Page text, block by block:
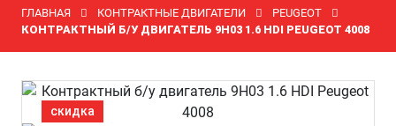
ГЛАВНАЯ КОНТРАКТНЫЕ ДВИГАТЕЛИ
PEUGEOT
КОНТРАКТНЫЙ Б/У ДВИГАТЕЛЬ 9H03 1.6 HDI PEUGEOT 4008
скидка